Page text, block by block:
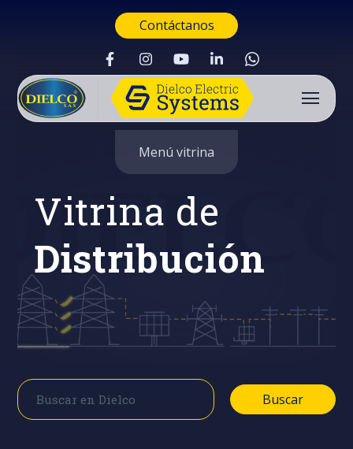
Contáctanos
Buscar
Menú vitrina
Vitrina de
Distribución
Buscar
Buscar